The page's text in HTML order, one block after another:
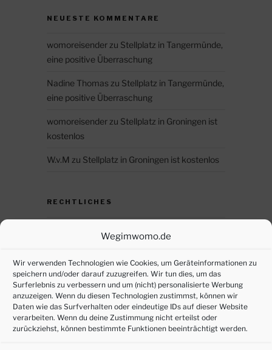
Wegimwomo.de
Wir verwenden Technologien wie Cookies, um Geräteinformationen zu
speichern und/oder darauf zuzugreifen. Wir tun dies, um das
Surferlebnis zu verbessern und um (nicht) personalisierte Werbung
anzuzeigen. Wenn du diesen Technologien zustimmst, können wir
Daten wie das Surfverhalten oder eindeutige IDs auf dieser Website
verarbeiten. Wenn du deine Zustimmung nicht erteilst oder
zurückziehst, können bestimmte Funktionen beeinträchtigt werden.
NEUESTE KOMMENTARE
womoreisenderzu Stellplatz in Tangermünde,
eine positive Überraschung
Nadine Thomaszu Stellplatz in Tangermünde,
eine positive Überraschung
womoreisenderzu Stellplatz in Groningen ist
kostenlos
W.v.M zu Stellplatz in Groningen ist kostenlos
RECHTLICHES
Impressum
Cookie-Richtlinie (EU)